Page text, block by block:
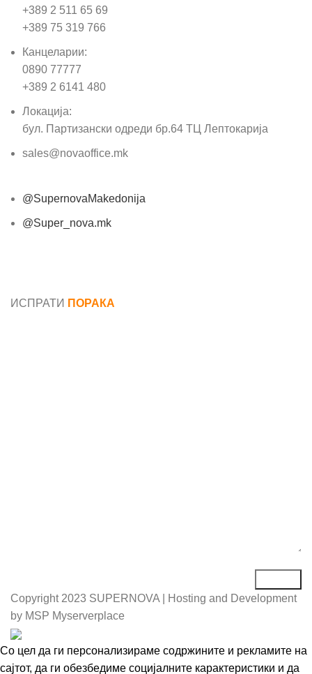
+389 2 511 65 69
+389 75 319 766
Канцеларии:
0890 77777
+389 2 6141 480
Локација:
бул. Партизански одреди бр.64 ТЦ Лептокарија
sales@novaoffice.mk
@SupernovaMakedonija
@Super_nova.mk
ИСПРАТИ ПОРАКА
Copyright 2023 SUPERNOVA | Hosting and Development
by MSP Myserverplace
Со цел да ги персонализираме содржините и рекламите на
сајтот, да ги обезбедиме социјалните карактеристики и да